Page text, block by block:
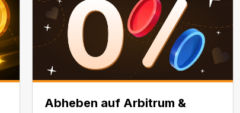
Abheben auf Arbitrum &